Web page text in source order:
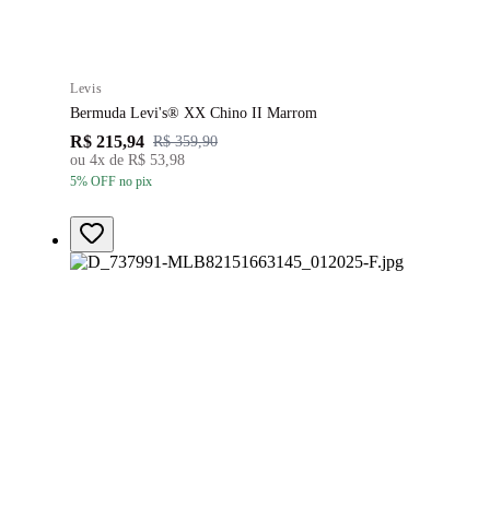
Levis
Bermuda Levi's® XX Chino II Marrom
R$ 215,94 R$ 359,90
ou 4x de R$ 53,98
5% OFF no pix